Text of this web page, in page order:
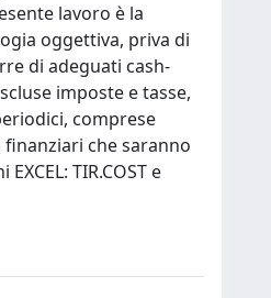
lavoro è la
oggettiva, priva di
di adeguati cash-
imposte e tasse,
comprese
che saranno
TIR.COST e